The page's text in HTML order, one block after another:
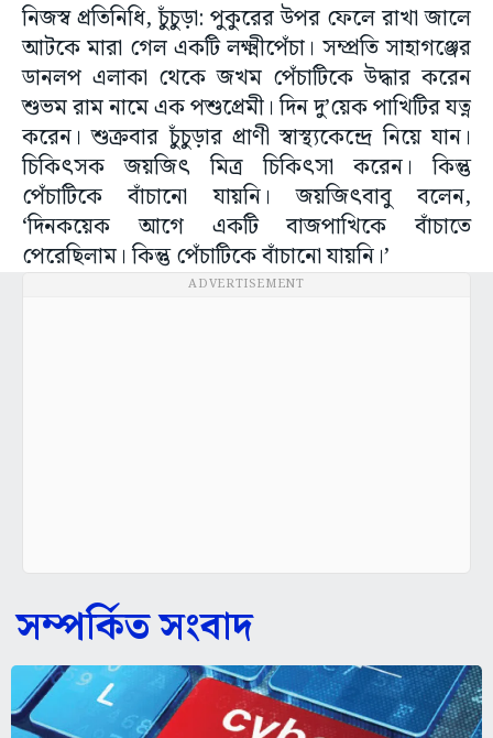
নিজস্ব প্রতিনিধি, চুঁচুড়া: পুকুরের উপর ফেলে রাখা জালে
আটকে মারা গেল একটি লক্ষ্মীপেঁচা। সম্প্রতি সাহাগঞ্জের
ডানলপ এলাকা থেকে জখম পেঁচাটিকে উদ্ধার করেন
শুভম রাম নামে এক পশুপ্রেমী। দিন দু’য়েক পাখিটির যত্ন
করেন। শুক্রবার চুঁচুড়ার প্রাণী স্বাস্থ্যকেন্দ্রে নিয়ে যান।
চিকিৎসক জয়জিৎ মিত্র চিকিৎসা করেন। কিন্তু
পেঁচাটিকে বাঁচানো যায়নি। জয়জিৎবাবু বলেন,
‘দিনকয়েক আগে একটি বাজপাখিকে বাঁচাতে
পেরেছিলাম। কিন্তু পেঁচাটিকে বাঁচানো যায়নি।’
ADVERTISEMENT
সম্পর্কিত সংবাদ